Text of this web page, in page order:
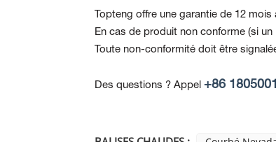
Topteng offre une garantie de 12
En cas de produit non conforme (si un
Toute non-conformité doit être
Des questions ? Appel +86